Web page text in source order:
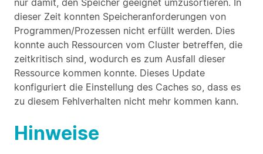
nur damit, den Speicher geeignet umzusortieren. In
dieser Zeit konnten Speicheranforderungen von
Programmen/Prozessen nicht erfüllt werden. Dies
konnte auch Ressourcen vom Cluster betreffen, die
zeitkritisch sind, wodurch es zum Ausfall dieser
Ressource kommen konnte. Dieses Update
konfiguriert die Einstellung des Caches so, dass es
zu diesem Fehlverhalten nicht mehr kommen kann.
Hinweise